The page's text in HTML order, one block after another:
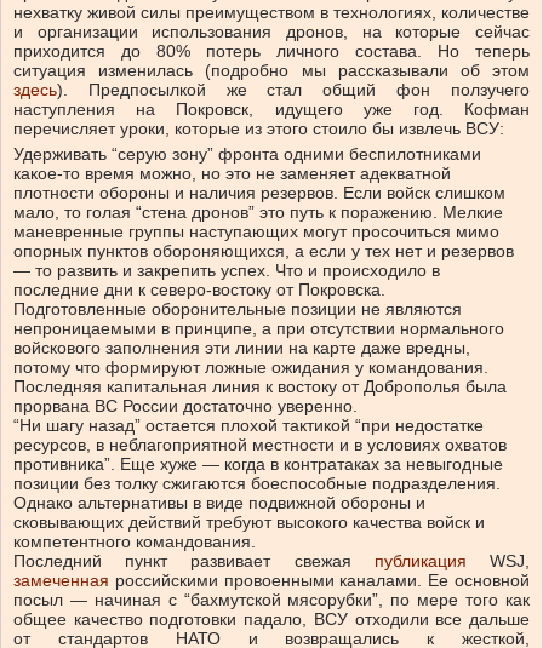
нехватку живой силы преимуществом в технологиях, количестве
и организации использования дронов, на которые сейчас
приходится до 80% потерь личного состава. Но теперь
ситуация изменилась (подробно мы рассказывали об этом
здесь). Предпосылкой же стал общий фон ползучего
наступления на Покровск, идущего уже год. Кофман
перечисляет уроки, которые из этого стоило бы извлечь ВСУ:
Удерживать “серую зону” фронта одними беспилотниками
какое-то время можно, но это не заменяет адекватной
плотности обороны и наличия резервов. Если войск слишком
мало, то голая “стена дронов” это путь к поражению. Мелкие
маневренные группы наступающих могут просочиться мимо
опорных пунктов обороняющихся, а если у тех нет и резервов
— то развить и закрепить успех. Что и происходило в
последние дни к северо-востоку от Покровска.
Подготовленные оборонительные позиции не являются
непроницаемыми в принципе, а при отсутствии нормального
войскового заполнения эти линии на карте даже вредны,
потому что формируют ложные ожидания у командования.
Последняя капитальная линия к востоку от Доброполья была
прорвана ВС России достаточно уверенно.
“Ни шагу назад” остается плохой тактикой “при недостатке
ресурсов, в неблагоприятной местности и в условиях охватов
противника”. Еще хуже — когда в контратаках за невыгодные
позиции без толку сжигаются боеспособные подразделения.
Однако альтернативы в виде подвижной обороны и
сковывающих действий требуют высокого качества войск и
компетентного командования.
Последний пункт развивает свежая публикация WSJ,
замеченная российскими провоенными каналами. Ее основной
посыл — начиная с “бахмутской мясорубки”, по мере того как
общее качество подготовки падало, ВСУ отходили все дальше
от стандартов НАТО и возвращались к жесткой,